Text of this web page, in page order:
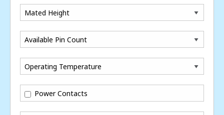
Mated Height
Available Pin Count
Operating Temperature
Power Contacts